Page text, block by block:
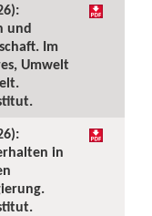
und
Im
Umwelt
in